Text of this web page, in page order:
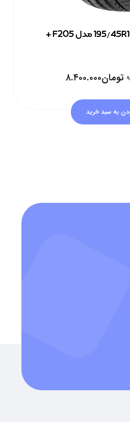
لاستیک مینروا سایز 195/45R16 مدل F205 +
تومان۸.۴۰۰.۰۰۰
به سبد خرید